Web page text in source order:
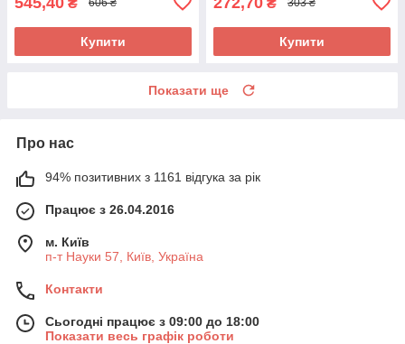
606 ₴
Купити
303 ₴
Купити
Показати ще
Про нас
94% позитивних з 1161 відгука за рік
Працює з 26.04.2016
м. Київ
п-т Науки 57, Київ, Україна
Контакти
Сьогодні працює з 09:00 до 18:00
Показати весь графік роботи